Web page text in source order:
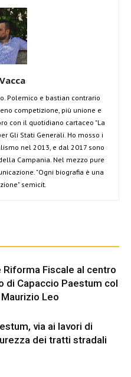
Polemico e bastian contrario
competizione, più unione e
con il quotidiano cartaceo "La
Gli Stati Generali. Ho mosso i
nel 2013, e dal 2017 sono
Campania. Nel mezzo pure
"Ogni biografia è una
semicit.
Fiscale al centro
di Capaccio Paestum col
Leo
via ai lavori di
dei tratti stradali